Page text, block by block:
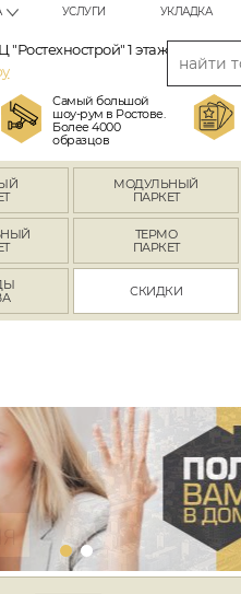
УСЛУГИ УКЛАДКА
"Ростехнострой" 1 этаж
Самый большой
шоу-рум в Ростове.
Более 4000
образцов
МОДУЛЬНЫЙ
ПАРКЕТ
ТЕРМО
ПАРКЕТ
СКИДКИ